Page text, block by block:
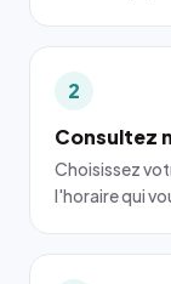
2
Consultez
Choisissez
l'horaire qui